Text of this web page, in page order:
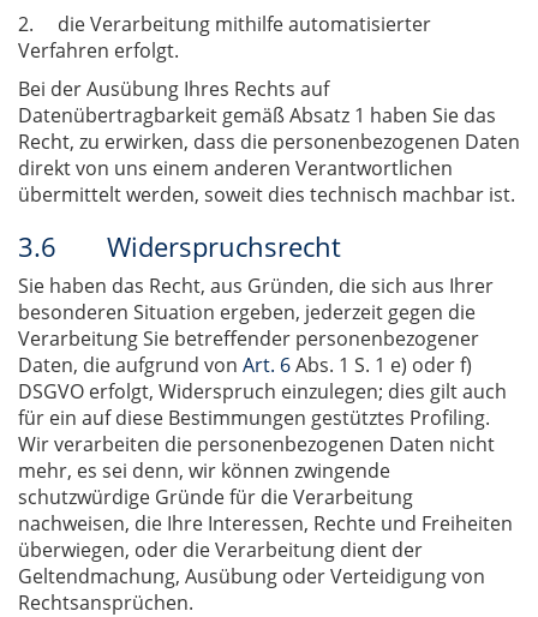
2. die Verarbeitung mithilfe automatisierter
Verfahren erfolgt.
Bei der Ausübung Ihres Rechts auf
Datenübertragbarkeit gemäß Absatz 1 haben Sie das
Recht, zu erwirken, dass die personenbezogenen Daten
direkt von uns einem anderen Verantwortlichen
übermittelt werden, soweit dies technisch machbar ist.
3.6 Widerspruchsrecht
Sie haben das Recht, aus Gründen, die sich aus Ihrer
besonderen Situation ergeben, jederzeit gegen die
Verarbeitung Sie betreffender personenbezogener
Daten, die aufgrund von Art. 6Abs. 1 S. 1 e) oder f)
DSGVO erfolgt, Widerspruch einzulegen; dies gilt auch
für ein auf diese Bestimmungen gestütztes Profiling.
Wir verarbeiten die personenbezogenen Daten nicht
mehr, es sei denn, wir können zwingende
schutzwürdige Gründe für die Verarbeitung
nachweisen, die Ihre Interessen, Rechte und Freiheiten
überwiegen, oder die Verarbeitung dient der
Geltendmachung, Ausübung oder Verteidigung von
Rechtsansprüchen.